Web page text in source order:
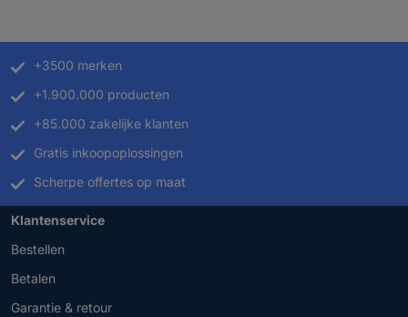
+3500 merken
+1.900.000 producten
+85.000 zakelijke klanten
Gratis inkoopoplossingen
Scherpe offertes op maat
Klantenservice
Bestellen
Betalen
Garantie & retour